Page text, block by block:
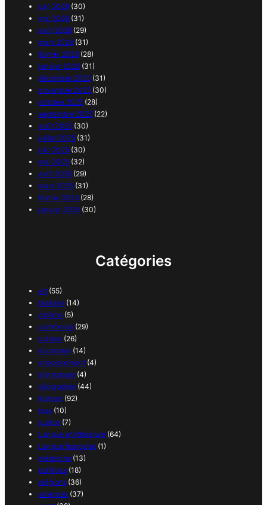
juin 2026 (30)
mai 2026 (31)
avril 2026 (29)
mars 2026 (31)
février 2026 (28)
janvier 2026 (31)
décembre 2025 (31)
novembre 2025 (30)
octobre 2025 (28)
septembre 2025 (22)
août 2025 (30)
juillet 2025 (31)
juin 2025 (30)
mai 2025 (32)
avril 2025 (29)
mars 2025 (31)
février 2025 (28)
janvier 2025 (30)
Catégories
art (55)
biologie (14)
cinéma (5)
commerce (29)
cuisine (26)
économie (14)
enseignement (4)
étymologie (4)
géographie (44)
histoire (92)
jeux (10)
justice (7)
Langue et littérature (64)
Langue française (1)
médecine (13)
politique (18)
religions (36)
sciences (37)